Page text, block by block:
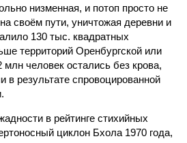
низменная, и потоп просто не
своём пути, уничтожая деревни и
130 тыс. квадратных
территорий Оренбургской или
млн человек остались без крова,
в результате спровоцированной
в рейтинге стихийных
циклон Бхола 1970 года,